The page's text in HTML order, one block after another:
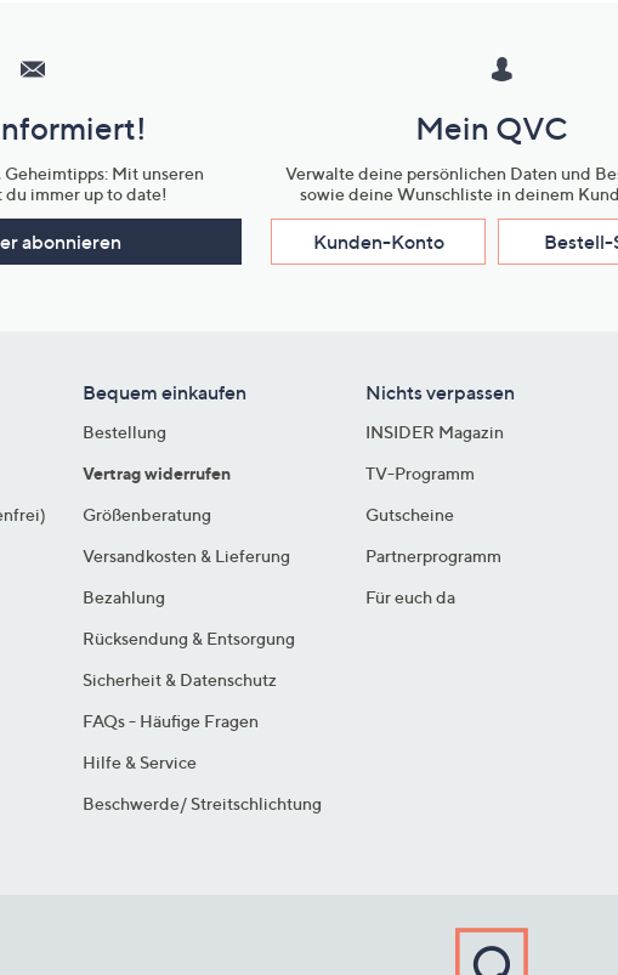
Mit unseren
immer up to date!
abonnieren
Mein QVC
Verwalte deine persönlichen Daten und
sowie deine Wunschliste in deinem
Kunden-Konto Bestell-
Bequem einkaufen
Bestellung
Vertrag widerrufen
Größenberatung
Versandkosten & Lieferung
Bezahlung
Rücksendung & Entsorgung
Sicherheit & Datenschutz
FAQs - Häufige Fragen
Hilfe & Service
Beschwerde/ Streitschlichtung
Nichts verpassen
INSIDER Magazin
TV-Programm
Gutscheine
Partnerprogramm
Für euch da